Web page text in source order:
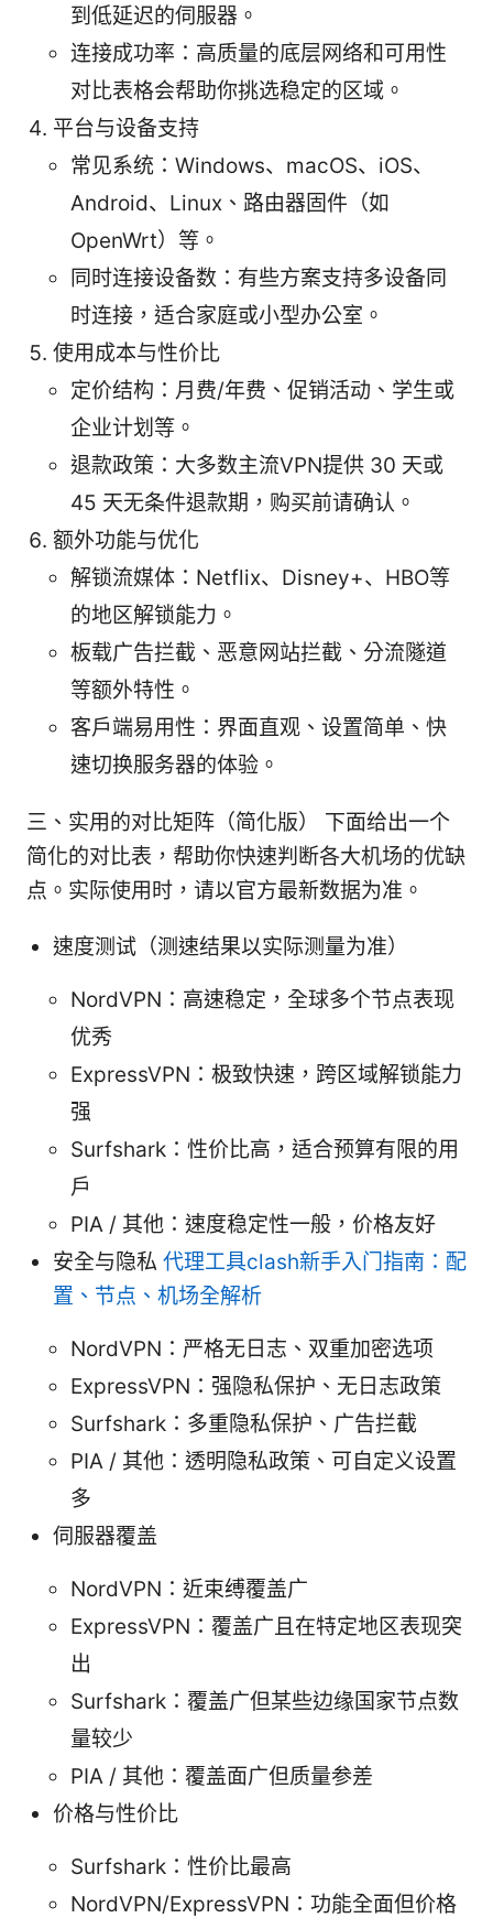
到低延迟的伺服器。
连接成功率：高质量的底层网络和可用性
对比表格会帮助你挑选稳定的区域。
平台与设备支持
常见系统：Windows、macOS、iOS、
Android、Linux、路由器固件（如
OpenWrt）等。
同时连接设备数：有些方案支持多设备同
时连接，适合家庭或小型办公室。
使用成本与性价比
定价结构：月费/年费、促销活动、学生或
企业计划等。
退款政策：大多数主流VPN提供 30 天或
45 天无条件退款期，购买前请确认。
额外功能与优化
解锁流媒体：Netflix、Disney+、HBO等
的地区解锁能力。
板载广告拦截、恶意网站拦截、分流隧道
等额外特性。
客户端易用性：界面直观、设置简单、快
速切换服务器的体验。
三、实用的对比矩阵（简化版） 下面给出一个
简化的对比表，帮助你快速判断各大机场的优缺
点。实际使用时，请以官方最新数据为准。
速度测试（测速结果以实际测量为准）
NordVPN：高速稳定，全球多个节点表现
优秀
ExpressVPN：极致快速，跨区域解锁能力
强
Surfshark：性价比高，适合预算有限的用
户
PIA / 其他：速度稳定性一般，价格友好
安全与隐私 代理工具clash新手入门指南：配
置、节点、机场全解析
NordVPN：严格无日志、双重加密选项
ExpressVPN：强隐私保护、无日志政策
Surfshark：多重隐私保护、广告拦截
PIA / 其他：透明隐私政策、可自定义设置
多
伺服器覆盖
NordVPN：近束缚覆盖广
ExpressVPN：覆盖广且在特定地区表现突
出
Surfshark：覆盖广但某些边缘国家节点数
量较少
PIA / 其他：覆盖面广但质量参差
价格与性价比
Surfshark：性价比最高
NordVPN/ExpressVPN：功能全面但价格